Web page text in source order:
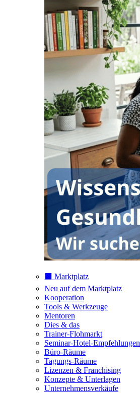
⬛️ Marktplatz
Neu auf dem Marktplatz
Kooperation
Tools & Werkzeuge
Mentoren
Dies & das
Trainer-Flohmarkt
Seminar-Hotel-Empfehlungen
Büro-Räume
Tagungs-Räume
Lizenzen & Franchising
Konzepte & Unterlagen
Unternehmensverkäufe